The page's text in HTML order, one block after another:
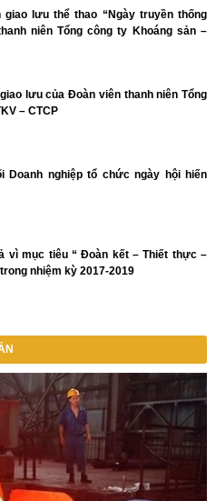
lưu thể thao “Ngày truyền thống
niên Tổng công ty Khoáng sản –
lưu của Đoàn viên thanh niên Tổng
– CTCP
Doanh nghiệp tổ chức ngày hội hiến
vì mục tiêu “ Đoàn kết – Thiết thực –
nhiệm kỳ 2017-2019